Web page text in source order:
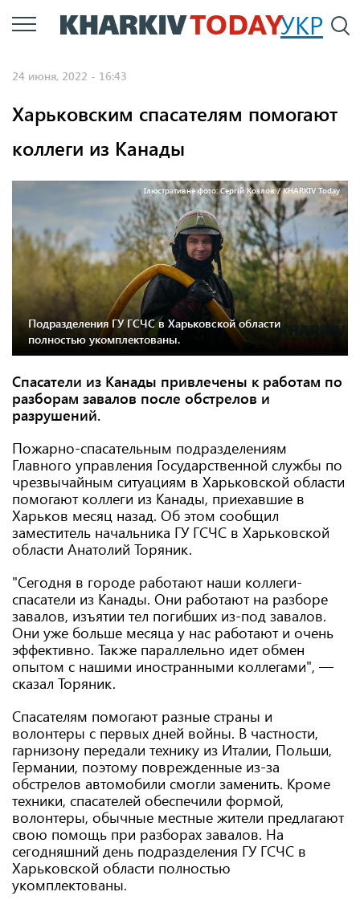
Перейти
к
УКР
24 июня, 2022 - 16:43
Харьковским спасателям помогают
коллеги из Канады
Ілюстративне фото: Сергій Козлов / KHARKIV Today
Подразделения ГУ ГСЧС в Харьковской области
полностью укомплектованы.
Спасатели из Канады привлечены к работам по
разборам завалов после обстрелов и
разрушений.
Пожарно-спасательным подразделениям
Главного управления Государственной службы по
чрезвычайным ситуациям в Харьковской области
помогают коллеги из Канады, приехавшие в
Харьков месяц назад. Об этом сообщил
заместитель начальника ГУ ГСЧС в Харьковской
области Анатолий Торяник.
"Сегодня в городе работают наши коллеги-
спасатели из Канады. Они работают на разборе
завалов, изъятии тел погибших из-под завалов.
Они уже больше месяца у нас работают и очень
эффективно. Также параллельно идет обмен
опытом с нашими иностранными коллегами", —
сказал Торяник.
Спасателям помогают разные страны и
волонтеры с первых дней войны. В частности,
гарнизону передали технику из Италии, Польши,
Германии, поэтому поврежденные из-за
обстрелов автомобили смогли заменить. Кроме
техники, спасателей обеспечили формой,
волонтеры, обычные местные жители предлагают
свою помощь при разборах завалов. На
сегодняшний день подразделения ГУ ГСЧС в
Харьковской области полностью
укомплектованы.